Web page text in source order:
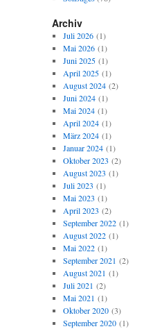
Archiv
Juli 2026(1)
Mai 2026(1)
Juni 2025(1)
April 2025(1)
August 2024(2)
Juni 2024(1)
Mai 2024(1)
April 2024(1)
März 2024(1)
Januar 2024(1)
Oktober 2023 (2)
August 2023 (1)
Juli 2023 (1)
Mai 2023 (1)
April 2023 (2)
September 2022(1)
August 2022(1)
Mai 2022(1)
September 2021 (2)
August 2021 (1)
Juli 2021 (2)
Mai 2021 (1)
Oktober 2020(3)
September 2020(1)